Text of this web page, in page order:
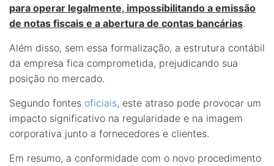
para operar legalmente, impossibilitando a emissão
de notas fiscais e a abertura de contas bancárias.
Além disso, sem essa formalização, a estrutura contábil
da empresa fica comprometida, prejudicando sua
posição no mercado.
Segundo fontes oficiais, este atraso pode provocar um
impacto significativo na regularidade e na imagem
corporativa junto a fornecedores e clientes.
Em resumo, a conformidade com o novo procedimento